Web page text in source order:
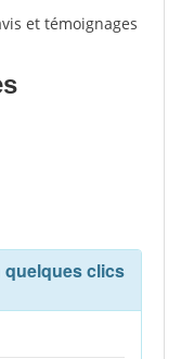
et témoignages